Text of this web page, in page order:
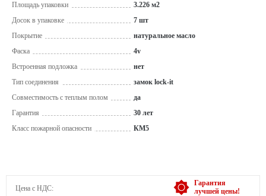
Площадь упаковки
3.226 м2
Досок в упаковке
7 шт
Покрытие
натуральное масло
Фаска
4v
Встроенная подложка
нет
Тип соединения
замок lock-it
Совместимость с теплым полом
да
Гарантия
30 лет
Класс пожарной опасности
КМ5
Гарантия
лучшей цены!
Цена с НДС: